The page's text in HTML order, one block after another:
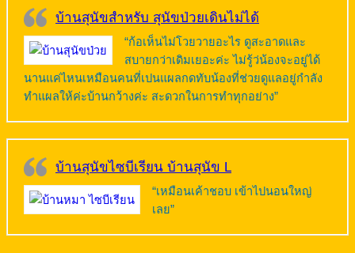
บ้านสุนัขสำหรับ สุนัขป่วยเดินไม่ได้
“ก้อเห็นไม่โวยวายอะไร ดูสะอาดและ
สบายกว่าเดิมเยอะค่ะ ไม่รู้ว่น้องจะอยู่ได้
นานแค่ไหนเหมือนคนที่เปนแผลกดทับน้องที่ช่วยดูแลอยู่กำลัง
ทำแผลให้ค่ะบ้านกว้างค่ะ สะดวกในการทำทุกอย่าง”
บ้านสุนัขไซบีเรียน บ้านสุนัข L
“เหมือนเค้าชอบ เข้าไปนอนใหญ่
เลย”